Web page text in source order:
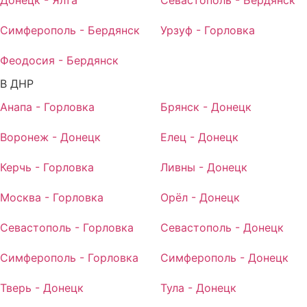
Симферополь - Бердянск Урзуф - Горловка
Феодосия - Бердянск
В ДНР
Анапа - Горловка
Брянск - Донецк
Воронеж - Донецк Елец - Донецк
Керчь - Горловка Ливны - Донецк
Москва - Горловка Орёл - Донецк
Севастополь - Горловка Севастополь - Донецк
Симферополь - Горловка Симферополь - Донецк
Тверь - Донецк Тула - Донецк